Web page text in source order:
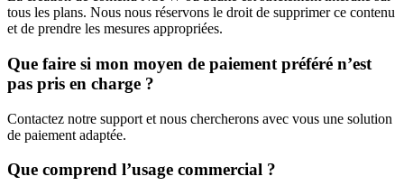
tous les plans. Nous nous réservons le droit de supprimer ce contenu
et de prendre les mesures appropriées.
Que faire si mon moyen de paiement préféré n’est
pas pris en charge ?
Contactez notre support et nous chercherons avec vous une solution
de paiement adaptée.
Que comprend l’usage commercial ?